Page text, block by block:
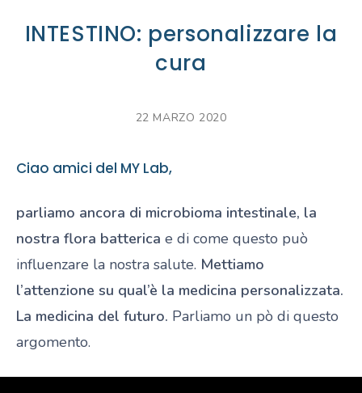
INTESTINO: personalizzare la
cura
22 MARZO 2020
Ciao amici del MY Lab,
parliamo ancora di microbioma intestinale, la
nostra flora batterica e di come questo può
influenzare la nostra salute. Mettiamo
l’attenzione su qual’è la medicina personalizzata.
La medicina del futuro. Parliamo un pò di questo
argomento.